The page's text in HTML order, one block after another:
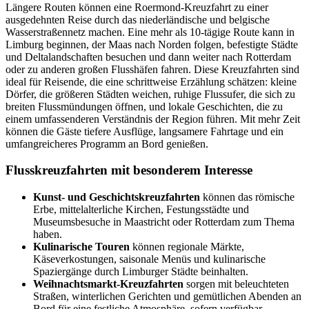
Längere Routen können eine Roermond-Kreuzfahrt zu einer
ausgedehnten Reise durch das niederländische und belgische
Wasserstraßennetz machen. Eine mehr als 10-tägige Route kann in
Limburg beginnen, der Maas nach Norden folgen, befestigte Städte
und Deltalandschaften besuchen und dann weiter nach Rotterdam
oder zu anderen großen Flusshäfen fahren. Diese Kreuzfahrten sind
ideal für Reisende, die eine schrittweise Erzählung schätzen: kleine
Dörfer, die größeren Städten weichen, ruhige Flussufer, die sich zu
breiten Flussmündungen öffnen, und lokale Geschichten, die zu
einem umfassenderen Verständnis der Region führen. Mit mehr Zeit
können die Gäste tiefere Ausflüge, langsamere Fahrtage und ein
umfangreicheres Programm an Bord genießen.
Flusskreuzfahrten mit besonderem Interesse
Kunst- und Geschichtskreuzfahrten können das römische
Erbe, mittelalterliche Kirchen, Festungsstädte und
Museumsbesuche in Maastricht oder Rotterdam zum Thema
haben.
Kulinarische Touren können regionale Märkte,
Käseverkostungen, saisonale Menüs und kulinarische
Spaziergänge durch Limburger Städte beinhalten.
Weihnachtsmarkt-Kreuzfahrten sorgen mit beleuchteten
Straßen, winterlichen Gerichten und gemütlichen Abenden an